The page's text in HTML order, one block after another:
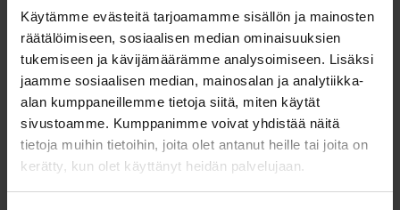
Käytämme evästeitä tarjoamamme sisällön ja mainosten
räätälöimiseen, sosiaalisen median ominaisuuksien
tukemiseen ja kävijämäärämme analysoimiseen. Lisäksi
jaamme sosiaalisen median, mainosalan ja analytiikka-
alan kumppaneillemme tietoja siitä, miten käytät
sivustoamme. Kumppanimme voivat yhdistää näitä
tietoja muihin tietoihin, joita olet antanut heille tai joita on
kerätty, kun olet käyttänyt heidän palvelujaan.
Eelis Laurila
Myynti & sopimukset
+358 50 305 0600
eelis.laurila​@rahoituskumppani.fi
WhatsApp
Myynti & sopimukset